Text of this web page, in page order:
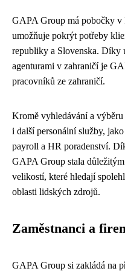
GAPA Group má pobočky v
umožňuje pokrýt potřeby
republiky a Slovenska. Díky
agenturami v zahraničí je
pracovníků ze zahraničí.
Kromě vyhledávání a
i další personální služby,
payroll a HR poradenství.
GAPA Group stala
velikostí, které hledají
oblasti lidských zdrojů.
Zaměstnanci a
GAPA Group si zakládá na